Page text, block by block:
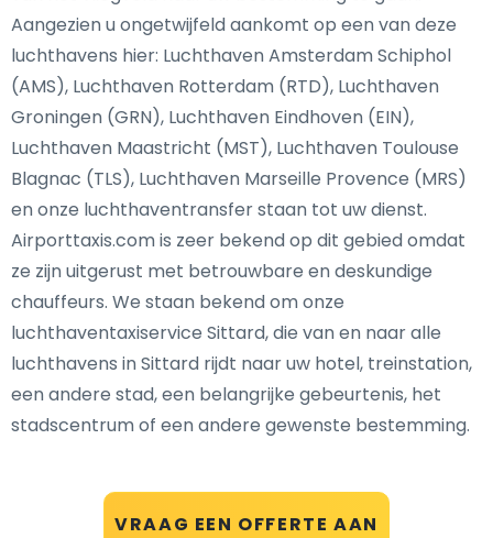
VRAAG EEN OFFERTE AAN
Aangezien u ongetwijfeld aankomt op een van deze
luchthavens hier: Luchthaven Amsterdam Schiphol
(AMS), Luchthaven Rotterdam (RTD), Luchthaven
Groningen (GRN), Luchthaven Eindhoven (EIN),
Luchthaven Maastricht (MST), Luchthaven Toulouse
Blagnac (TLS), Luchthaven Marseille Provence (MRS)
en onze luchthaventransfer staan tot uw dienst.
Airporttaxis.com is zeer bekend op dit gebied omdat
ze zijn uitgerust met betrouwbare en deskundige
chauffeurs. We staan bekend om onze
luchthaventaxiservice Sittard, die van en naar alle
luchthavens in Sittard rijdt naar uw hotel, treinstation,
een andere stad, een belangrijke gebeurtenis, het
stadscentrum of een andere gewenste bestemming.